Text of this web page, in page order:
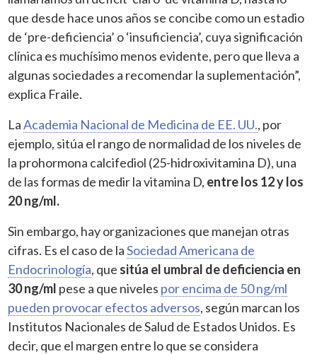
que desde hace unos años se concibe como un estadio
de ‘pre-deficiencia’ o ‘insuficiencia’, cuya significación
clínica es muchísimo menos evidente, pero que lleva a
algunas sociedades a recomendar la suplementación”,
explica Fraile.
LaAcademia Nacional de Medicina de EE. UU., por
ejemplo, sitúa el rango de normalidad de los niveles de
la prohormona calcifediol (25-hidroxivitamina D), una
de las formas de medir la vitamina D, entre los 12 y los
20 ng/ml.
Sin embargo, hay organizaciones que manejan otras
cifras. Es el caso de laSociedad Americana de
Endocrinología, que sitúa el umbral de deficiencia en
30 ng/ml pese a que niveles por encima de 50 ng/ml
pueden provocar efectos adversos, según marcan los
Institutos Nacionales de Salud de Estados Unidos. Es
decir, que el margen entre lo que se considera